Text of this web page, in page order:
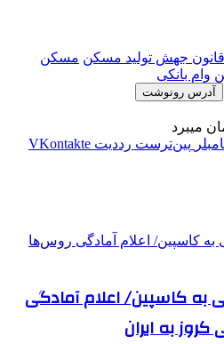
قانون جهش تولید مسکن مسكن
وام بانکی
آدرس رونوشت
‫پین‌ترست ‫رددیت ‫VKontakte
به کاسپین/ اعلام آمادگی
به ایران